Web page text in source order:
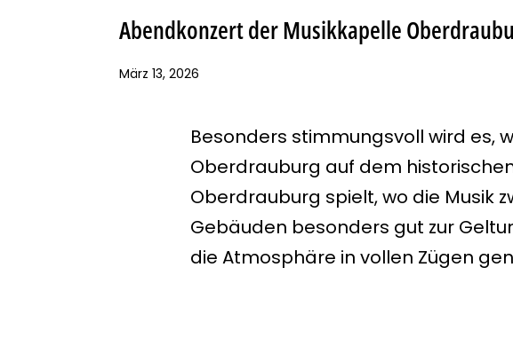
Abendkonzert der Musikkapelle
März 13, 2026
Besonders stimmungsvoll wird es,
Oberdrauburg auf dem
Oberdrauburg spielt, wo die Musik
Gebäuden besonders gut zur
die Atmosphäre in vollen Zügen